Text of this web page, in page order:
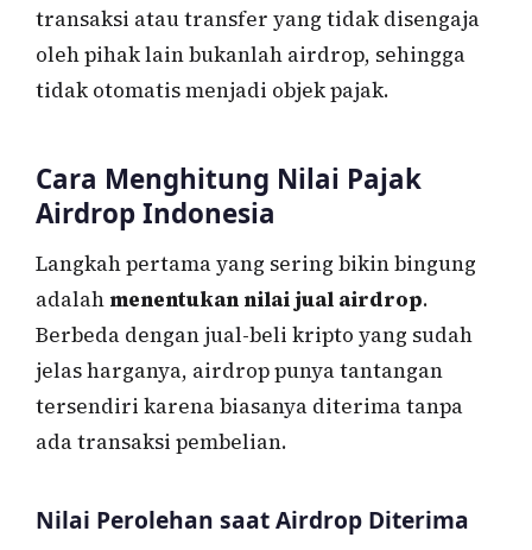
transaksi atau transfer yang tidak disengaja
oleh pihak lain bukanlah airdrop, sehingga
tidak otomatis menjadi objek pajak.
Cara Menghitung Nilai Pajak
Airdrop Indonesia
Langkah pertama yang sering bikin bingung
adalahmenentukan nilai jual airdrop.
Berbeda dengan jual-beli kripto yang sudah
jelas harganya, airdrop punya tantangan
tersendiri karena biasanya diterima tanpa
ada transaksi pembelian.
Nilai Perolehan saat Airdrop Diterima